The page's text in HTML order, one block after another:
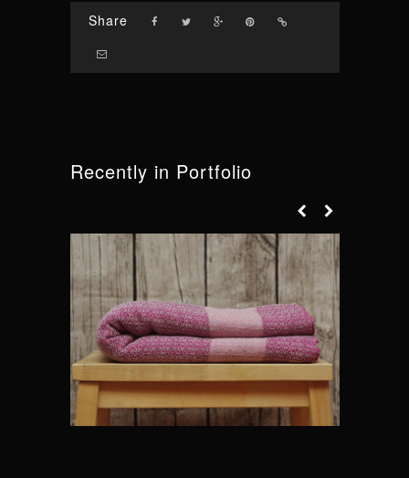
Share
Recently in Portfolio